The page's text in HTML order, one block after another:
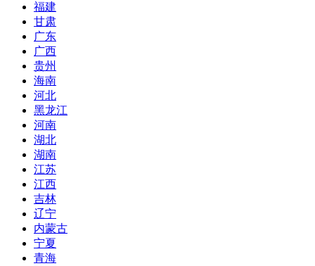
福建
甘肃
广东
广西
贵州
海南
河北
黑龙江
河南
湖北
湖南
江苏
江西
吉林
辽宁
内蒙古
宁夏
青海